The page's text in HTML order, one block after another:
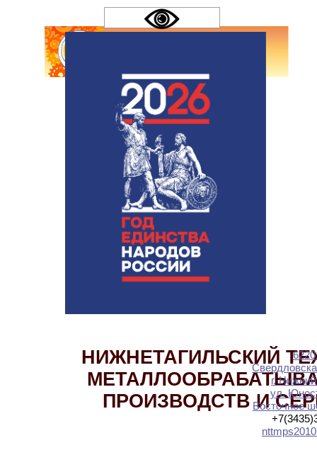
НИЖНЕТАГИЛЬСКИЙ
ПРОИЗВОДСТВ И
г.
ул.
Восточное